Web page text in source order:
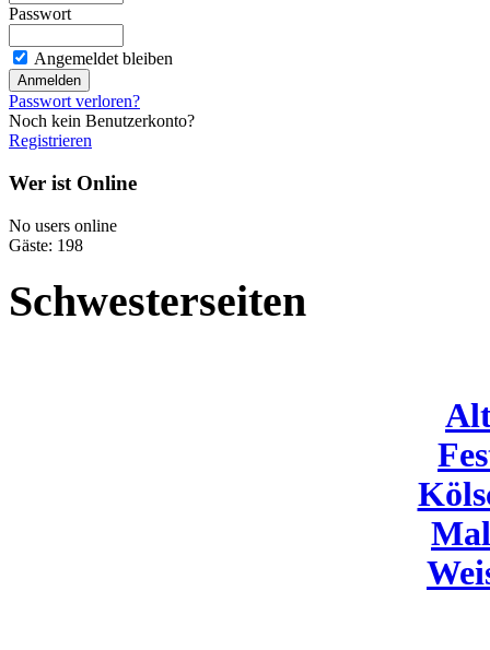
Passwort
Angemeldet bleiben
Passwort verloren?
Noch kein Benutzerkonto?
Registrieren
Wer ist Online
No users online
Gäste: 198
Schwesterseiten